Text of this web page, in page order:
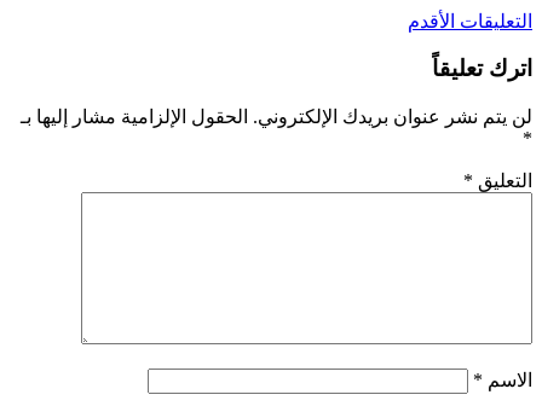
التعليقات الأقدم
اترك تعليقاً
لن يتم نشر عنوان بريدك الإلكتروني. الحقول الإلزامية مشار إليها بـ
*
التعليق *
الاسم *